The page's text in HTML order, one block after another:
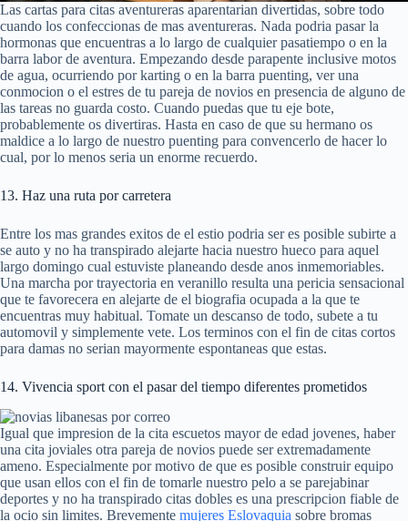
Las cartas para citas aventureras aparentarian divertidas, sobre todo
cuando los confeccionas de mas aventureras. Nada podria pasar la
hormonas que encuentras a lo largo de cualquier pasatiempo o en la
barra labor de aventura. Empezando desde parapente inclusive motos
de agua, ocurriendo por karting o en la barra puenting, ver una
conmocion o el estres de tu pareja de novios en presencia de alguno de
las tareas no guarda costo. Cuando puedas que tu eje bote,
probablemente os divertiras. Hasta en caso de que su hermano os
maldice a lo largo de nuestro puenting para convencerlo de hacer lo
cual, por lo menos seria un enorme recuerdo.
13. Haz una ruta por carretera
Entre los mas grandes exitos de el estio podria ser es posible subirte a
se auto y no ha transpirado alejarte hacia nuestro hueco para aquel
largo domingo cual estuviste planeando desde anos inmemoriables.
Una marcha por trayectoria en veranillo resulta una pericia sensacional
que te favorecera en alejarte de el biografia ocupada a la que te
encuentras muy habitual. Tomate un descanso de todo, subete a tu
automovil y simplemente vete. Los terminos con el fin de citas cortos
para damas no serian mayormente espontaneas que estas.
14. Vivencia sport con el pasar del tiempo diferentes prometidos
Igual que impresion de la cita escuetos mayor de edad jovenes, haber
una cita joviales otra pareja de novios puede ser extremadamente
ameno. Especialmente por motivo de que es posible construir equipo
que usan ellos con el fin de tomarle nuestro pelo a se parejabinar
deportes y no ha transpirado citas dobles es una prescripcion fiable de
la ocio sin limites. Brevemente mujeres Eslovaquia sobre bromas